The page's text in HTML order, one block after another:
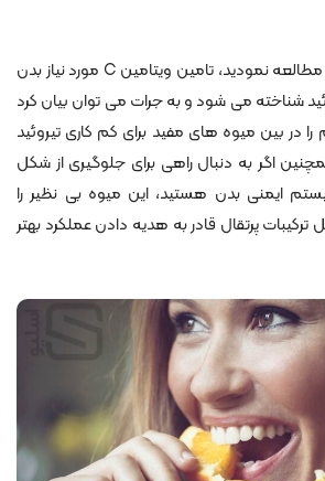
همان طور که تا به الان مطالعه نمودید، تامین ویتامین C مورد نیاز بدن
شناخته می شود و به جرات می توان بیان کرد
در بین میوه های مفید برای کم کاری تیروئید
اگر به دنبال راهی برای جلوگیری از شکل
ایمنی بدن هستید، این میوه بی نظیر را
ترکیبات پرتقال قادر به هدیه دادن عملکرد بهتر